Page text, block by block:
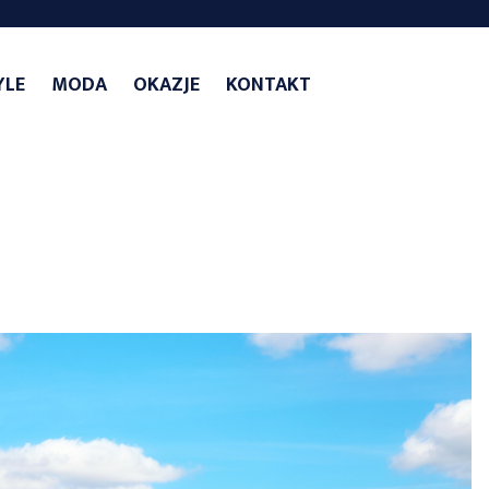
MODA OKAZJE KONTAKT